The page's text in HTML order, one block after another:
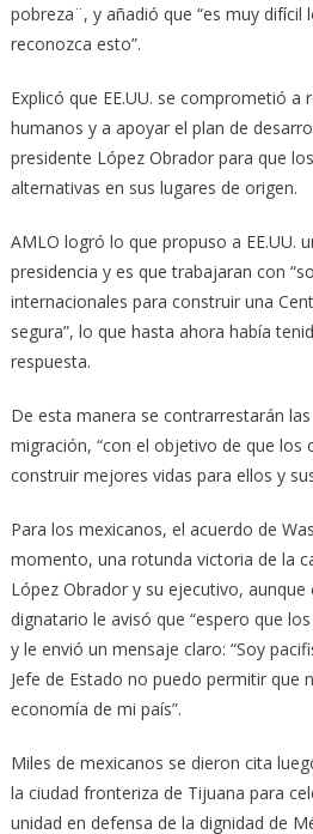
pobreza¨, y añadió que “es muy difícil
reconozca esto”.
Explicó que EE.UU. se comprometió a
humanos y a apoyar el plan de
presidente López Obrador para que
alternativas en sus lugares de origen.
AMLO logró lo que propuso a EE.UU.
presidencia y es que trabajaran con
internacionales para construir una
segura”, lo que hasta ahora había
respuesta.
De esta manera se contrarrestarán
migración, “con el objetivo de que los
construir mejores vidas para ellos y
Para los mexicanos, el acuerdo de
momento, una rotunda victoria de la
López Obrador y su ejecutivo,
dignatario le avisó que “espero que
y le envió un mensaje claro: “Soy
Jefe de Estado no puedo permitir que
economía de mi país”.
Miles de mexicanos se dieron cita
la ciudad fronteriza de Tijuana para
unidad en defensa de la dignidad de